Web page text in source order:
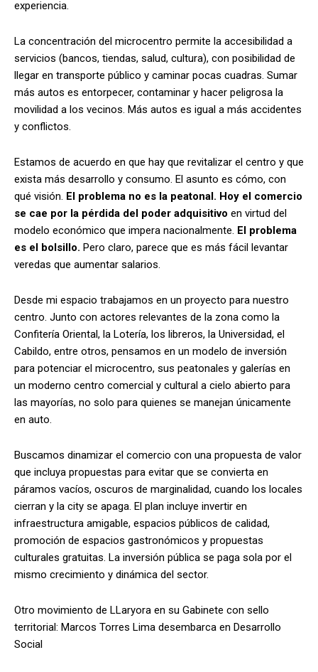
experiencia.
La concentración del microcentro permite la accesibilidad a
servicios (bancos, tiendas, salud, cultura), con posibilidad de
llegar en transporte público y caminar pocas cuadras. Sumar
más autos es entorpecer, contaminar y hacer peligrosa la
movilidad a los vecinos. Más autos es igual a más accidentes
y conflictos.
Estamos de acuerdo en que hay que revitalizar el centro y que
exista más desarrollo y consumo. El asunto es cómo, con
qué visión. El problema no es la peatonal. Hoy el comercio
se cae por la pérdida del poder adquisitivo en virtud del
modelo económico que impera nacionalmente. El problema
es el bolsillo. Pero claro, parece que es más fácil levantar
veredas que aumentar salarios.
Desde mi espacio trabajamos en un proyecto para nuestro
centro. Junto con actores relevantes de la zona como la
Confitería Oriental, la Lotería, los libreros, la Universidad, el
Cabildo, entre otros, pensamos en un modelo de inversión
para potenciar el microcentro, sus peatonales y galerías en
un moderno centro comercial y cultural a cielo abierto para
las mayorías, no solo para quienes se manejan únicamente
en auto.
Buscamos dinamizar el comercio con una propuesta de valor
que incluya propuestas para evitar que se convierta en
páramos vacíos, oscuros de marginalidad, cuando los locales
cierran y la city se apaga. El plan incluye invertir en
infraestructura amigable, espacios públicos de calidad,
promoción de espacios gastronómicos y propuestas
culturales gratuitas. La inversión pública se paga sola por el
mismo crecimiento y dinámica del sector.
Otro movimiento de LLaryora en su Gabinete con sello
territorial: Marcos Torres Lima desembarca en Desarrollo
Social